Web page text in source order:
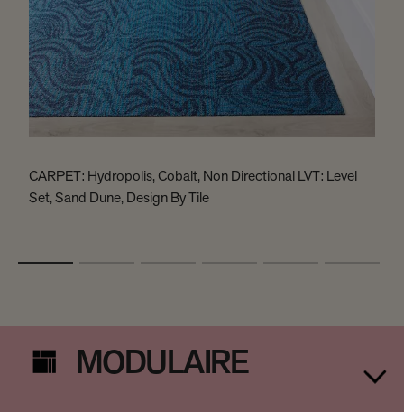
CARPET: Hydropolis, Cobalt, Non Directional LVT: Level
Set, Sand Dune, Design By Tile
MODULAIRE